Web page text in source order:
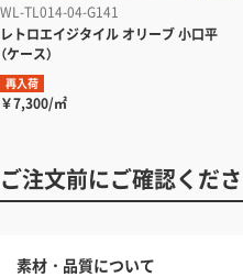
WL-TL014-04-G141
レトロエイジタイル オリーブ 小口平
（ケース）
再入荷
￥7,300/㎡
ご注文前にご確認くだ
素材・品質について